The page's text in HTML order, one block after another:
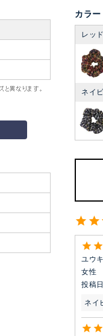
カラー
レッド
ネイ
ユウキ
女性
投稿日
ネイ